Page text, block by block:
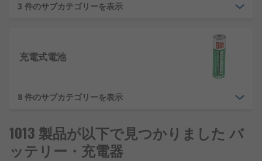
びサイズがありますが、すべて主に乾電池 (一次) と
乾電池 - 内部の化学反応が弱くなると、 電源
用できません。 通常は充電式よりも低価格で
は適していません。
充電式電池 - 何度も充電と放電を繰り返すこと
3 件のサブカテゴリーを表示
充電式電池
8 件のサブカテゴリーを表示
1013 製品が以下で見つかりました バ
ッテリー・充電器